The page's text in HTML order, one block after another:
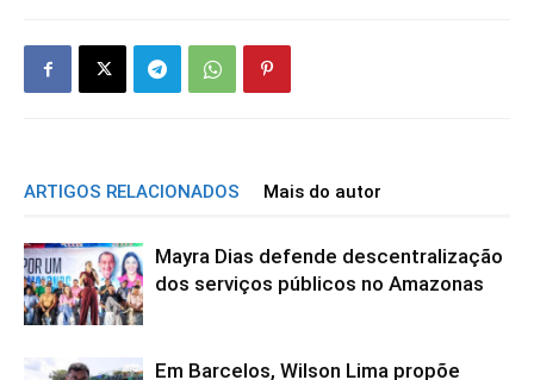
ARTIGOS RELACIONADOS Mais do autor
Mayra Dias defende descentralização
dos serviços públicos no Amazonas
Em Barcelos, Wilson Lima propõe